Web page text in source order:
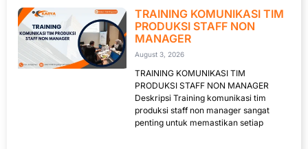
TRAINING KOMUNIKASI TIM
PRODUKSI STAFF NON
MANAGER
August 3, 2026
TRAINING KOMUNIKASI TIM
PRODUKSI STAFF NON MANAGER
Deskripsi Training komunikasi tim
produksi staff non manager sangat
penting untuk memastikan setiap